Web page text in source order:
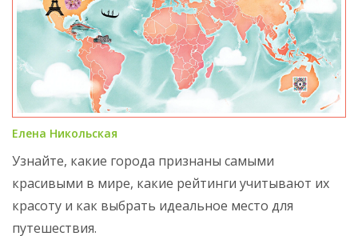
Елена Никольская
Узнайте, какие города признаны самыми
красивыми в мире, какие рейтинги учитывают их
красоту и как выбрать идеальное место для
путешествия.